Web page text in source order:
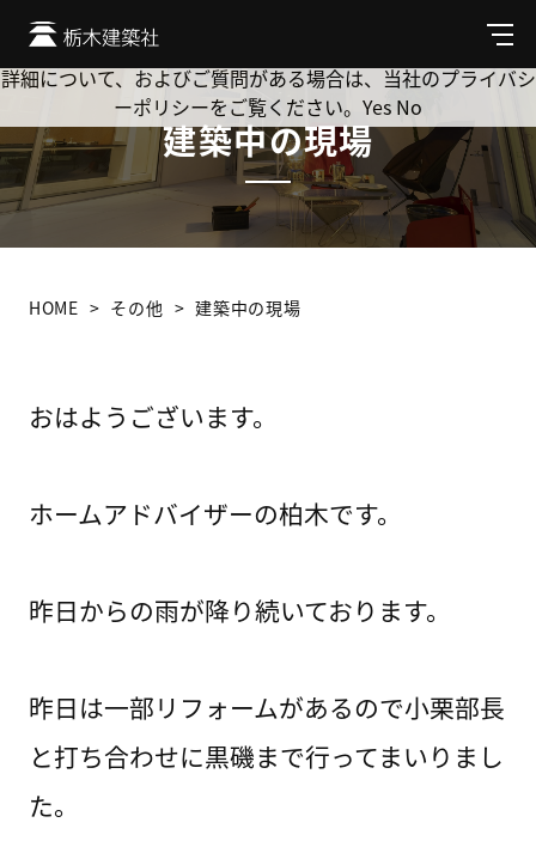
メ
ニ
ュ
建築中の現場
HOME その他 建築中の現場
おはようございます。
ホームアドバイザーの柏木です。
昨日からの雨が降り続いております。
昨日は一部リフォームがあるので小栗部長
と打ち合わせに黒磯まで行ってまいりまし
た。
Cookie を使用して、お客様の活動を追跡してもよろしいです
か? 当社ではお客様のプライバシーを極めて重視しています。
詳細について、およびご質問がある場合は、当社のプライバシ
ーポリシーをご覧ください。 Yes No